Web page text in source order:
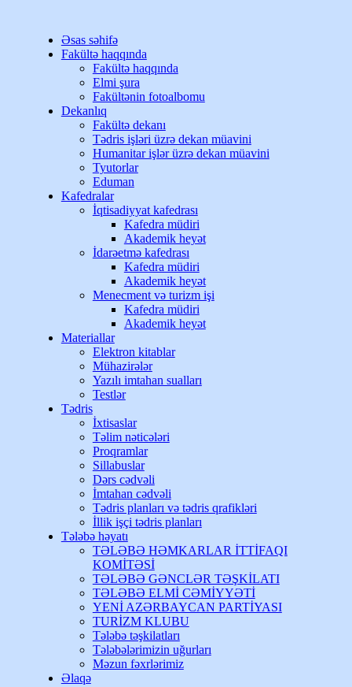
Əsas səhifə
Fakültə haqqında
Fakültə haqqında
Elmi şura
Fakültənin fotoalbomu
Dekanlıq
Fakültə dekanı
Tədris işləri üzrə dekan müavini
Humanitar işlər üzrə dekan müavini
Tyutorlar
Eduman
Kafedralar
İqtisadiyyat kafedrası
Kafedra müdiri
Akademik heyət
İdarəetmə kafedrası
Kafedra müdiri
Akademik heyət
Menecment və turizm işi
Kafedra müdiri
Akademik heyət
Materiallar
Elektron kitablar
Mühazirələr
Yazılı imtahan sualları
Testlər
Tədris
İxtisaslar
Təlim nəticələri
Proqramlar
Sillabuslar
Dərs cədvəli
İmtahan cədvəli
Tədris planları və tədris qrafikləri
İllik işçi tədris planları
Tələbə həyatı
TƏLƏBƏ HƏMKARLAR İTTİFAQI
KOMİTƏSİ
TƏLƏBƏ GƏNCLƏR TƏŞKİLATI
TƏLƏBƏ ELMİ CƏMİYYƏTİ
YENİ AZƏRBAYCAN PARTİYASI
TURİZM KLUBU
Tələbə təşkilatları
Tələbələrimizin uğurları
Məzun fəxrlərimiz
Əlaqə